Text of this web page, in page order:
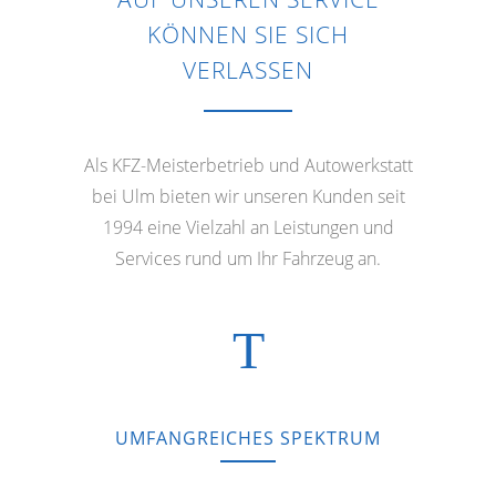
MEHR ERFAHREN
MEHR ERFAHREN
MEHR ERFAHREN
MEHR ERFAHREN
KÖNNEN SIE SICH
VERLASSEN
Als KFZ-Meisterbetrieb und Autowerkstatt
bei Ulm bieten wir unseren Kunden seit
1994 eine Vielzahl an Leistungen und
Services rund um Ihr Fahrzeug an.
UMFANGREICHES SPEKTRUM